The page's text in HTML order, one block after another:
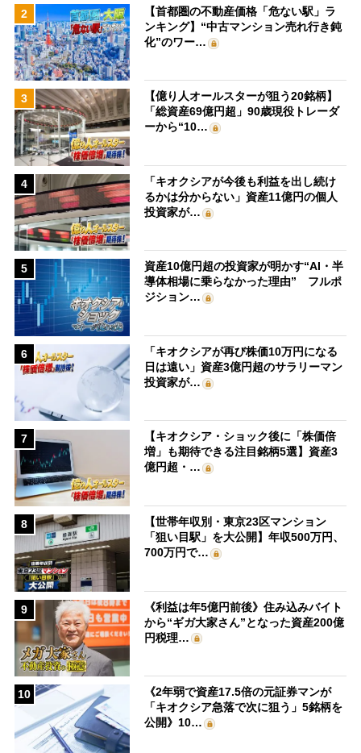
2
【首都圏の不動産価格「危ない駅」ラ
ンキング】“中古マンション売れ行き鈍
化”のワー…
3
【億り人オールスターが狙う20銘柄】
「総資産69億円超」90歳現役トレーダ
ーから“10…
4
「キオクシアが今後も利益を出し続け
るかは分からない」資産11億円の個人
投資家が…
5
資産10億円超の投資家が明かす“AI・半
導体相場に乗らなかった理由” フルポ
ジション…
6
「キオクシアが再び株価10万円になる
日は遠い」資産3億円超のサラリーマン
投資家が…
7
【キオクシア・ショック後に「株価倍
増」も期待できる注目銘柄5選】資産3
億円超・…
8
【世帯年収別・東京23区マンション
「狙い目駅」を大公開】年収500万円、
700万円で…
9
《利益は年5億円前後》住み込みバイト
から“ギガ大家さん”となった資産200億
円税理…
10
《2年弱で資産17.5倍の元証券マンが
「キオクシア急落で次に狙う」5銘柄を
公開》10…